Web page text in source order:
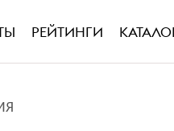
РЕЙТИНГИ